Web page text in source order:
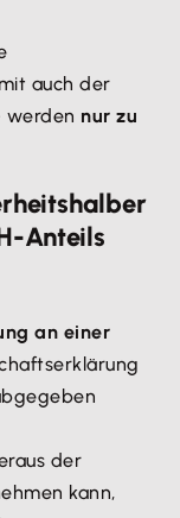
auch der
werden nur zu
Anteils
an einer
der
kann,